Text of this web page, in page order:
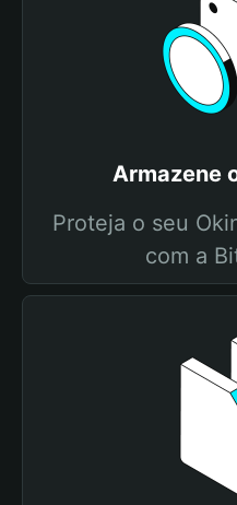
Armazene
Proteja o seu
com a